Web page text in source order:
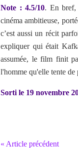
Note : 4.5/10. En bref,
cinéma ambitieuse,
c’est aussi un récit
expliquer qui était
assumée, le film finit
l'homme qu'elle tente de
Sorti le 19 novembre
« Article précédent